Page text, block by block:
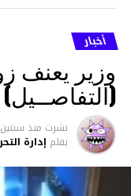
أخبار
وزير يعنف
(التفاصــيل)
نشرت منذ سنتين
بقلم إدارة